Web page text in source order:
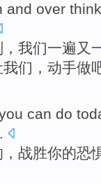
and over think
，我们一遍 又
我们， 动手做
can do
战胜你的恐